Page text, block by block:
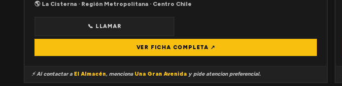
🌎 La Cisterna · Región Metropolitana · Centro Chile
📞 LLAMAR
VER FICHA COMPLETA ↗
⚡ Al contactar a El Almacén, menciona Una Gran Avenida y pide atencion preferencial.